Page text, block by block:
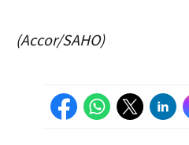
(Accor/SAHO)